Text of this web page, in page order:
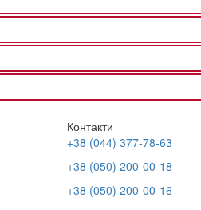
Контакти
+38 (044) 377-78-63
+38 (050) 200-00-18
+38 (050) 200-00-16